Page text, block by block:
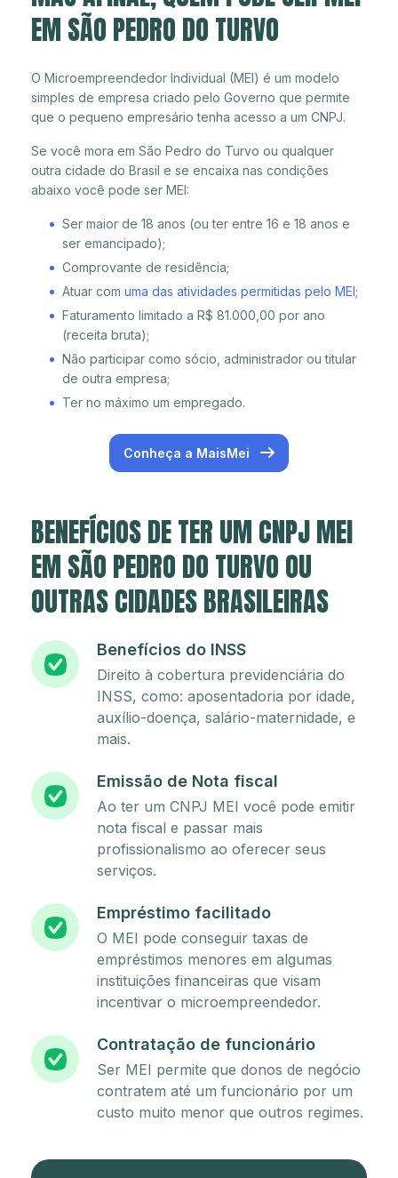
EM SÃO PEDRO DO TURVO
O Microempreendedor Individual (MEI) é um modelo
simples de empresa criado pelo Governo que permite
que o pequeno empresário tenha acesso a um CNPJ.
Se você mora em São Pedro do Turvo ou qualquer
outra cidade do Brasil e se encaixa nas condições
abaixo você pode ser MEI:
Ser maior de 18 anos (ou ter entre 16 e 18 anos e
ser emancipado);
Comprovante de residência;
Atuar com uma das atividades permitidas pelo MEI;
Faturamento limitado a R$ 81.000,00 por ano
(receita bruta);
Não participar como sócio, administrador ou titular
de outra empresa;
Ter no máximo um empregado.
Conheça a MaisMei
BENEFÍCIOS DE TER UM CNPJ MEI
EM SÃO PEDRO DO TURVO OU
OUTRAS CIDADES BRASILEIRAS
Benefícios do INSS
Direito à cobertura previdenciária do
INSS, como: aposentadoria por idade,
auxílio-doença, salário-maternidade, e
mais.
Emissão de Nota fiscal
Ao ter um CNPJ MEI você pode emitir
nota fiscal e passar mais
profissionalismo ao oferecer seus
serviços.
Empréstimo facilitado
O MEI pode conseguir taxas de
empréstimos menores em algumas
instituições financeiras que visam
incentivar o microempreendedor.
Contratação de funcionário
Ser MEI permite que donos de negócio
contratem até um funcionário por um
custo muito menor que outros regimes.